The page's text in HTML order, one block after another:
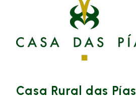
Casa Rural das Pías